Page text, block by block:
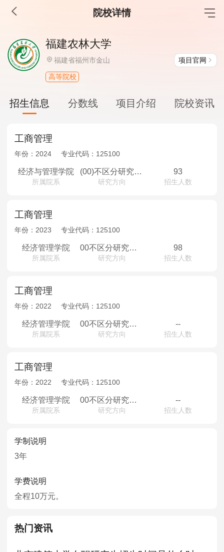
院校详情
MBA工商管理
院校库 考试报名 招生政策
报名流程
报考经验
MEM工程管理
考试真题
报考经验
院校库 考试报名 招生政策
报名流程
MPAcc会计专硕
院校库 考试报名 招生政策
报名流程
考试真题
报考经验 招生简章
MTA旅游管理
院校库 考试报名 招生政策
考试真题
报考经验 招生简章
福建农林大学
福建省福州市金山 项目官网
高等院校
招生信息 分数线 项目介绍 院校资讯
工商管理
年份： 2024 专业代码： 125100
经济与管理学院
所属院系
(00)不区分研究方向
研究方向
93
招生人数
工商管理
年份： 2023 专业代码： 125100
经济管理学院
所属院系
00不区分研究方向
研究方向
98
招生人数
工商管理
年份： 2022 专业代码： 125100
经济管理学院
所属院系
00不区分研究方向
研究方向
--
招生人数
工商管理
年份： 2022 专业代码： 125100
经济管理学院
所属院系
00不区分研究方向
研究方向
--
招生人数
学制说明
3年
学费说明
全程10万元。
热门资讯